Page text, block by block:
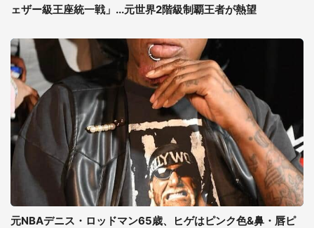
ェザー級王座統一戦」...元世界2階級制覇王者が熱望
元NBAデニス・ロッドマン65歳、ヒゲはピンク色&鼻・唇ピ